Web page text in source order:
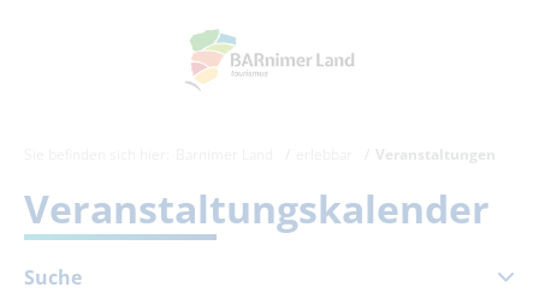
Veranstaltungen
Veranstaltungskalender
Suche